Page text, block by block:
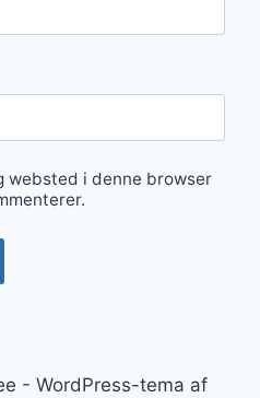
websted i denne browser
- WordPress-tema af